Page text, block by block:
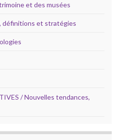
et des musées
définitions et stratégies
/ Nouvelles tendances,